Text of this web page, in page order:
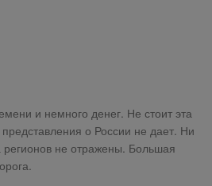
и немного денег. Не стоит эта
представления о России не дает. Ни
не отражены. Большая